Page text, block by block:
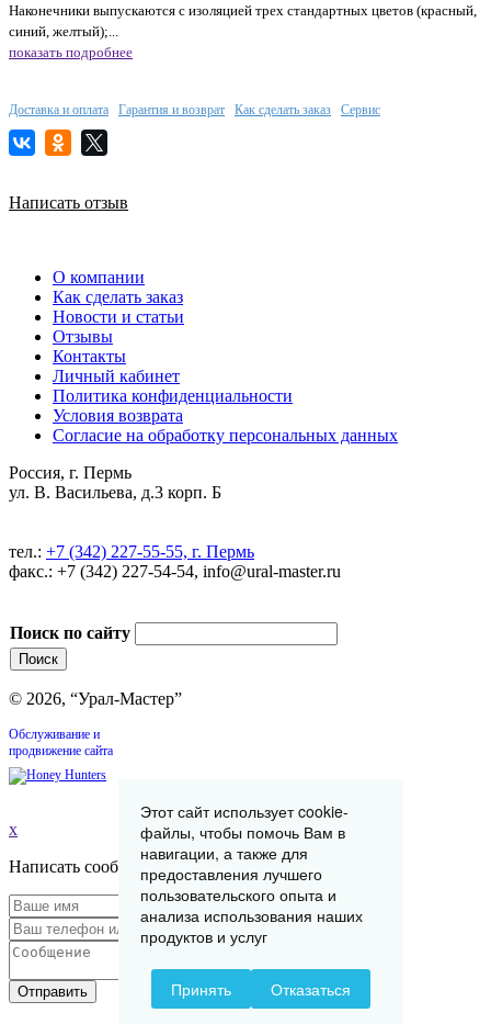
Наконечники выпускаются с изоляцией трех стандартных цветов (красный,
синий, желтый);...
показать подробнее
Доставка и оплата Гарантия и возврат Как сделать заказ Сервис
Написать отзыв
О компании
Как сделать заказ
Новости и статьи
Отзывы
Контакты
Личный кабинет
Политика конфиденциальности
Условия возврата
Согласие на обработку персональных данных
Россия, г. Пермь
ул. В. Васильева, д.3 корп. Б
тел.: +7 (342) 227-55-55, г. Пермь
факс.: +7 (342) 227-54-54, info@ural-master.ru
Поиск по сайту
© 2026, “Урал-Мастер”
Обслуживание и
продвижение сайта
x
Написать сообщение
Отправить
Этот сайт использует cookie-
файлы, чтобы помочь Вам в
навигации, а также для
предоставления лучшего
пользовательского опыта и
анализа использования наших
продуктов и услуг
Принять Отказаться